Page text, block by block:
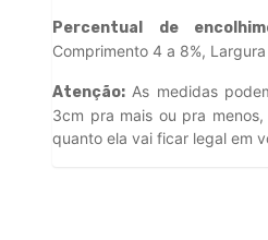
Percentual de
Comprimento 4 a 8%,
Atenção: As medidas
3cm pra mais ou pra
quanto ela vai ficar legal em